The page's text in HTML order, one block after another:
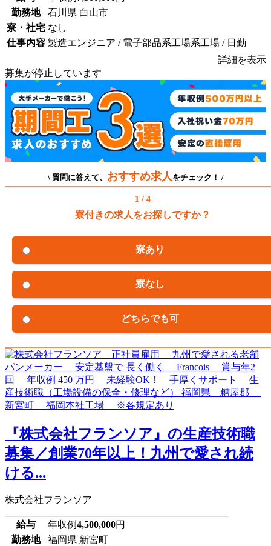
勤務地
石川県 白山市
寮・社宅 なし
仕事内容 製造エンジニア / 電子部品系工場系工場 / 日勤
詳細を表示
募集が停止しています
\ 質問に答えて、 おすすめ求人 をチェック！ /
1 / 4
寮付きの求人をお探しですか？
寮あり
寮なし
どちらでも可
『株式会社フランソア』の生産技術職
募集／創業70年以上！九州で愛され続
ける...
株式会社フランソア
給与 年収例4,500,000円
勤務地
福岡県 新宮町